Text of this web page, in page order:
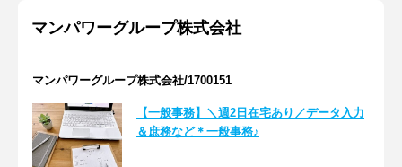
マンパワーグループ株式会社
マンパワーグループ株式会社/1700151
【一般事務】＼週2日在宅あり／データ入力
＆庶務など＊一般事務♪